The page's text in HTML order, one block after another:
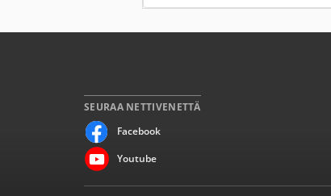
SEURAA NETTIVENETTÄ
Facebook
Youtube